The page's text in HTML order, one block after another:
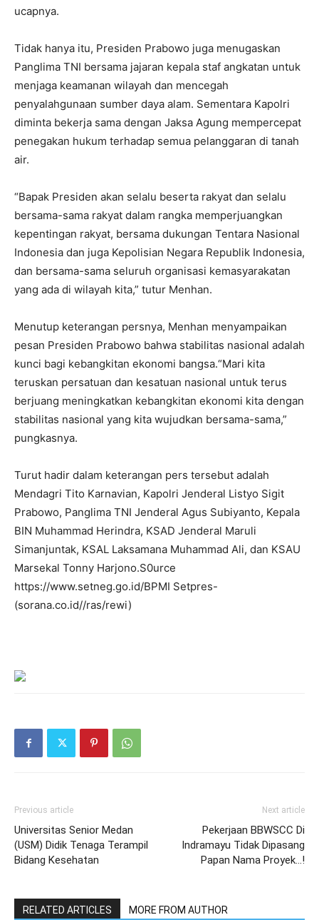
ucapnya.
Tidak hanya itu, Presiden Prabowo juga menugaskan
Panglima TNI bersama jajaran kepala staf angkatan untuk
menjaga keamanan wilayah dan mencegah
penyalahgunaan sumber daya alam. Sementara Kapolri
diminta bekerja sama dengan Jaksa Agung mempercepat
penegakan hukum terhadap semua pelanggaran di tanah
air.
“Bapak Presiden akan selalu beserta rakyat dan selalu
bersama-sama rakyat dalam rangka memperjuangkan
kepentingan rakyat, bersama dukungan Tentara Nasional
Indonesia dan juga Kepolisian Negara Republik Indonesia,
dan bersama-sama seluruh organisasi kemasyarakatan
yang ada di wilayah kita,” tutur Menhan.
Menutup keterangan persnya, Menhan menyampaikan
pesan Presiden Prabowo bahwa stabilitas nasional adalah
kunci bagi kebangkitan ekonomi bangsa.“Mari kita
teruskan persatuan dan kesatuan nasional untuk terus
berjuang meningkatkan kebangkitan ekonomi kita dengan
stabilitas nasional yang kita wujudkan bersama-sama,”
pungkasnya.
Turut hadir dalam keterangan pers tersebut adalah
Mendagri Tito Karnavian, Kapolri Jenderal Listyo Sigit
Prabowo, Panglima TNI Jenderal Agus Subiyanto, Kepala
BIN Muhammad Herindra, KSAD Jenderal Maruli
Simanjuntak, KSAL Laksamana Muhammad Ali, dan KSAU
Marsekal Tonny Harjono.S0urce
https://www.setneg.go.id/BPMI Setpres-
(sorana.co.id//ras/rewi)
Previous article
Universitas Senior Medan
(USM) Didik Tenaga Terampil
Bidang Kesehatan
Next article
Pekerjaan BBWSCC Di
Indramayu Tidak Dipasang
Papan Nama Proyek…!
RELATED ARTICLES MORE FROM AUTHOR